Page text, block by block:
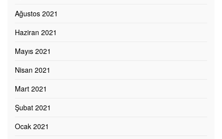
Ağustos 2021
Haziran 2021
Mayıs 2021
Nisan 2021
Mart 2021
Şubat 2021
Ocak 2021